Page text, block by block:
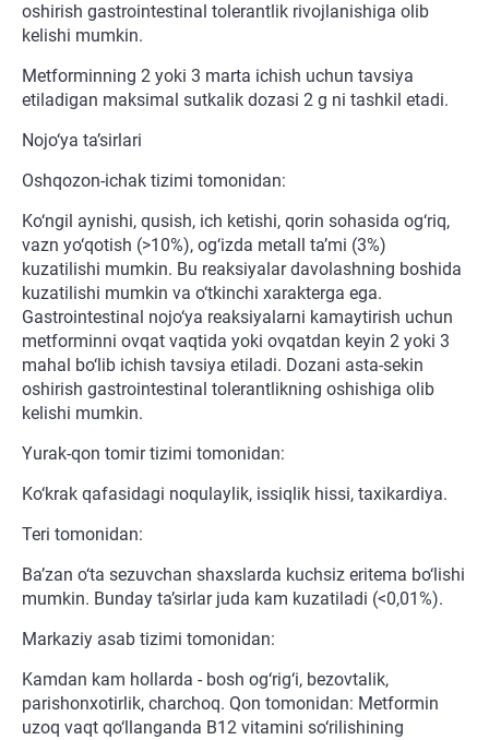
oshirish gastrointestinal tolerantlik rivojlanishiga olib
kelishi mumkin.
Metforminning 2 yoki 3 marta ichish uchun tavsiya
etiladigan maksimal sutkalik dozasi 2 g ni tashkil etadi.
Nojo‘ya ta’sirlari
Oshqozon-ichak tizimi tomonidan:
Ko‘ngil aynishi, qusish, ich ketishi, qorin sohasida og‘riq,
vazn yo‘qotish (>10%), og‘izda metall ta’mi (3%)
kuzatilishi mumkin. Bu reaksiyalar davolashning boshida
kuzatilishi mumkin va o‘tkinchi xarakterga ega.
Gastrointestinal nojo‘ya reaksiyalarni kamaytirish uchun
metforminni ovqat vaqtida yoki ovqatdan keyin 2 yoki 3
mahal bo‘lib ichish tavsiya etiladi. Dozani asta-sekin
oshirish gastrointestinal tolerantlikning oshishiga olib
kelishi mumkin.
Yurak-qon tomir tizimi tomonidan:
Ko‘krak qafasidagi noqulaylik, issiqlik hissi, taxikardiya.
Teri tomonidan:
Ba’zan o‘ta sezuvchan shaxslarda kuchsiz eritema bo‘lishi
mumkin. Bunday ta’sirlar juda kam kuzatiladi (<0,01%).
Markaziy asab tizimi tomonidan:
Kamdan kam hollarda - bosh og‘rig‘i, bezovtalik,
parishonxotirlik, charchoq. Qon tomonidan: Metformin
uzoq vaqt qo‘llanganda B12 vitamini so‘rilishining